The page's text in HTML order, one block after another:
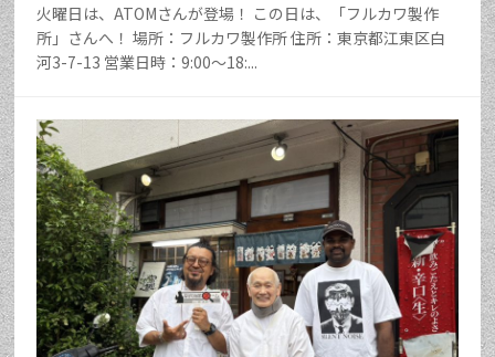
火曜日は、ATOMさんが登場！ この日は、「フルカワ製作
所」さんへ！ 場所：フルカワ製作所 住所：東京都江東区白
河3-7-13 営業日時：9:00～18:...